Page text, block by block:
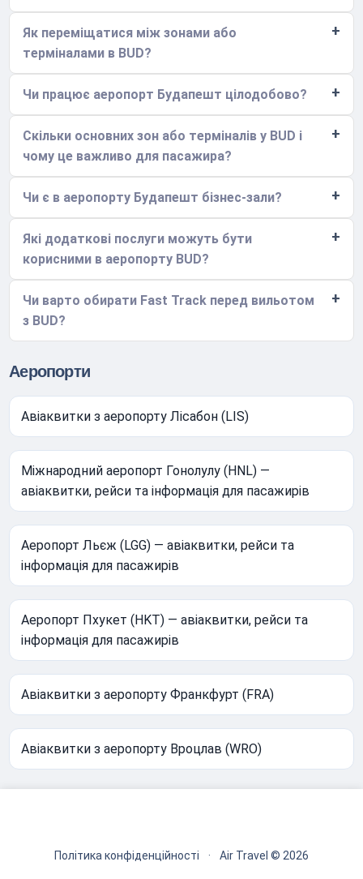
Як переміщатися між зонами або
терміналами в BUD?
Чи працює аеропорт Будапешт цілодобово?
Скільки основних зон або терміналів у BUD і
чому це важливо для пасажира?
Чи є в аеропорту Будапешт бізнес-зали?
Які додаткові послуги можуть бути
корисними в аеропорту BUD?
Чи варто обирати Fast Track перед вильотом
з BUD?
Аеропорти
Авіаквитки з аеропорту Лісабон (LIS)
Міжнародний аеропорт Гонолулу (HNL) —
авіаквитки, рейси та інформація для пасажирів
Аеропорт Льєж (LGG) — авіаквитки, рейси та
інформація для пасажирів
Аеропорт Пхукет (HKT) — авіаквитки, рейси та
інформація для пасажирів
Авіаквитки з аеропорту Франкфурт (FRA)
Авіаквитки з аеропорту Вроцлав (WRO)
Політика конфіденційності · Air Travel © 2026